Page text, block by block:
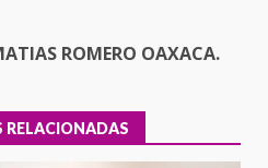
ROMERO OAXACA.
RELACIONADAS